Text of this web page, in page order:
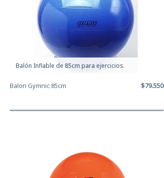
Balón Inflable de 85cm para ejercicios.
Balon Gymnic 85cm $79.550